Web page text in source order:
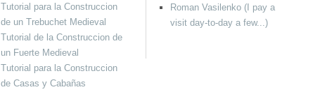
Roman Vasilenko (I pay a
visit day-to-day a few...)
Tutorial para la Construccion
de un Trebuchet Medieval
Tutorial de la Construccion de
un Fuerte Medieval
Tutorial para la Construccion
de Casas y Cabañas